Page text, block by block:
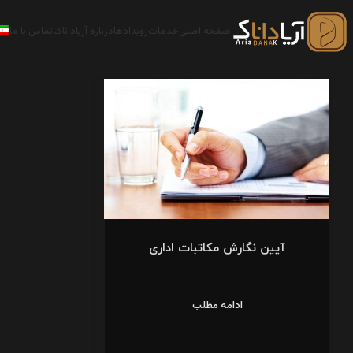
صفحه اصلی خدمات رویدادها درباره آریاداناکتماس با ما
آیین نگارش مکاتبات اداری
ادامه مطلب